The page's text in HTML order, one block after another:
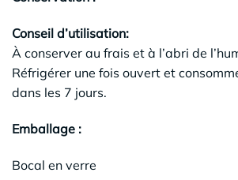
Conseil d’utilisation:
À conserver au frais et à l’abri de
Réfrigérer une fois ouvert et
dans les 7 jours.
Emballage :
Bocal en verre